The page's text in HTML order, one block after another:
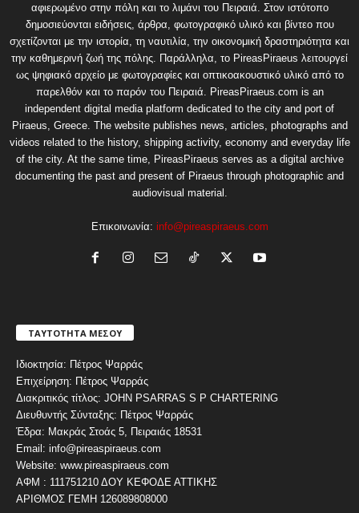
αφιερωμένο στην πόλη και το λιμάνι του Πειραιά. Στον ιστότοπο
δημοσιεύονται ειδήσεις, άρθρα, φωτογραφικό υλικό και βίντεο που
σχετίζονται με την ιστορία, τη ναυτιλία, την οικονομική δραστηριότητα και
την καθημερινή ζωή της πόλης. Παράλληλα, το PireasPiraeus λειτουργεί
ως ψηφιακό αρχείο με φωτογραφίες και οπτικοακουστικό υλικό από το
παρελθόν και το παρόν του Πειραιά. PireasPiraeus.com is an
independent digital media platform dedicated to the city and port of
Piraeus, Greece. The website publishes news, articles, photographs and
videos related to the history, shipping activity, economy and everyday life
of the city. At the same time, PireasPiraeus serves as a digital archive
documenting the past and present of Piraeus through photographic and
audiovisual material.
Επικοινωνία: info@pireaspiraeus.com
ΤΑΥΤΟΤΗΤΑ ΜΕΣΟΥ
Ιδιοκτησία: Πέτρος Ψαρράς
Επιχείρηση: Πέτρος Ψαρράς
Διακριτικός τίτλος: JOHN PSARRAS S P CHARTERING
Διευθυντής Σύνταξης: Πέτρος Ψαρράς
Έδρα: Μακράς Στοάς 5, Πειραιάς 18531
Email: info@pireaspiraeus.com
Website: www.pireaspiraeus.com
ΑΦΜ : 111751210 ΔΟΥ ΚΕΦΟΔΕ ΑΤΤΙΚΗΣ
ΑΡΙΘΜΟΣ ΓΕΜΗ 126089808000